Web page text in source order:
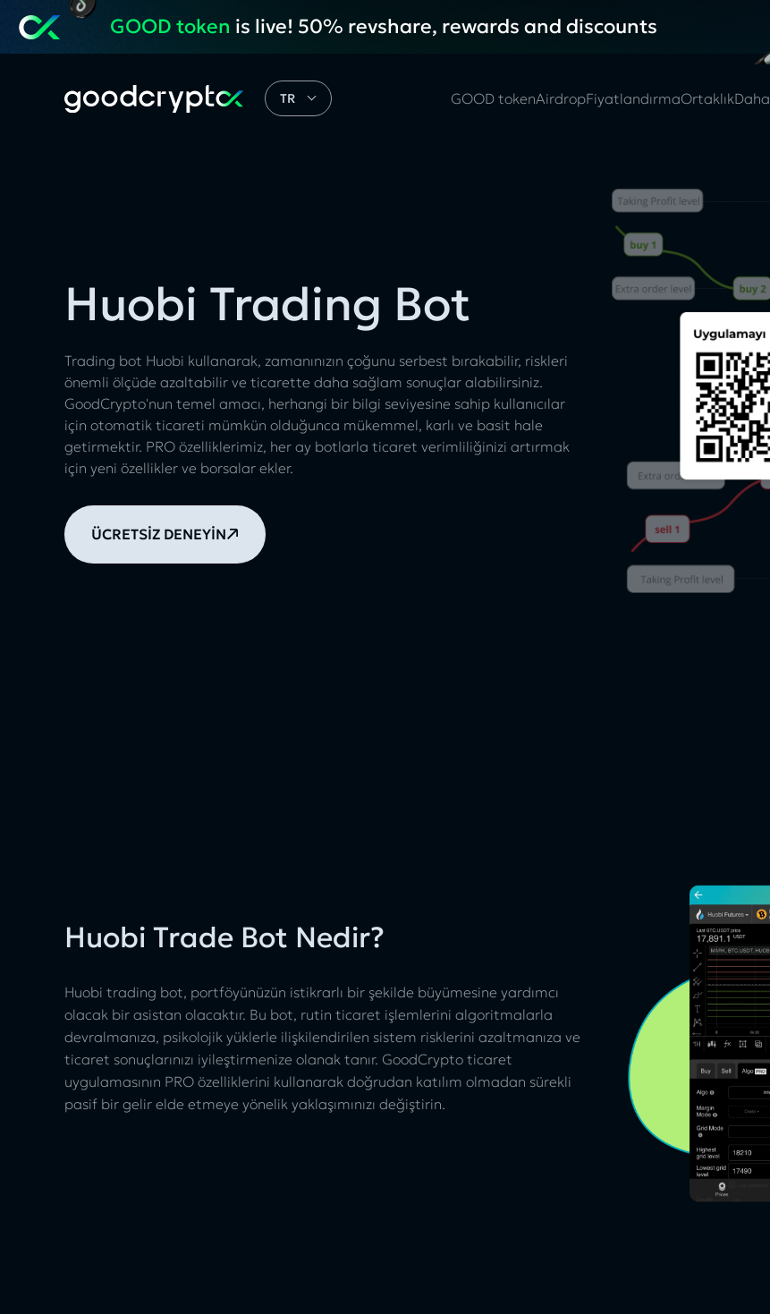
GOOD token is live! 50% revshare, rewards and discounts
TR GOOD tokenAirdropFiyatlandırmaOrtaklıkDaha
Huobi Trading Bot
Trading bot Huobi kullanarak, zamanınızın çoğunu serbest bırakabilir, riskleri
önemli ölçüde azaltabilir ve ticarette daha sağlam sonuçlar alabilirsiniz.
GoodCrypto'nun temel amacı, herhangi bir bilgi seviyesine sahip kullanıcılar
için otomatik ticareti mümkün olduğunca mükemmel, karlı ve basit hale
getirmektir. PRO özelliklerimiz, her ay botlarla ticaret verimliliğinizi artırmak
için yeni özellikler ve borsalar ekler.
ÜCRETSİZ DENEYİN
Huobi Trade Bot Nedir?
Huobi trading bot, portföyünüzün istikrarlı bir şekilde büyümesine yardımcı
olacak bir asistan olacaktır. Bu bot, rutin ticaret işlemlerini algoritmalarla
devralmanıza, psikolojik yüklerle ilişkilendirilen sistem risklerini azaltmanıza ve
ticaret sonuçlarınızı iyileştirmenize olanak tanır. GoodCrypto ticaret
uygulamasının PRO özelliklerini kullanarak doğrudan katılım olmadan sürekli
pasif bir gelir elde etmeye yönelik yaklaşımınızı değiştirin.